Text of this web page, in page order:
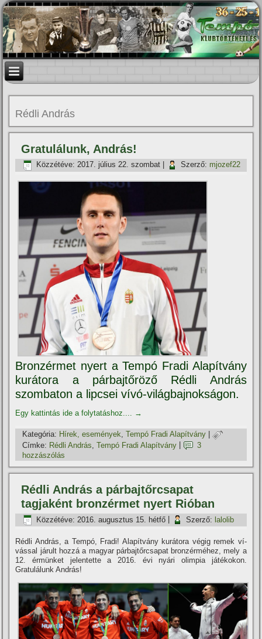
Rédli András
Gratulálunk, András!
Közzétéve: 2017. július 22. szombat Szerző: mjozef22
Bronzérmet nyert a Tempó Fradi Alapí­tvány
kurátora a párbajtőröző Rédli András
szombaton a lipcsei ví­vó-világbajnokságon.
Egy kattintás ide a folytatáshoz.... →
Kategória: Hí­rek, események,Tempó Fradi Alapí­tvány |
Címke: Rédli András ,Tempó Fradi Alapí­tvány
3
hozzászólás
Rédli András a párbajtőrcsapat
tagjaként bronzérmet nyert Rióban
Közzétéve: 2016. augusztus 15. hétfő Szerző: lalolib
Rédli András, a Tempó, Fradi! Alapí­tvány kurátora végig remek ví­
vással járult hozzá a magyar párbajtőrcsapat bronzérméhez, mely a
12. érmünket jelentette a 2016. évi nyári olimpia játékokon.
Gratulálunk András!